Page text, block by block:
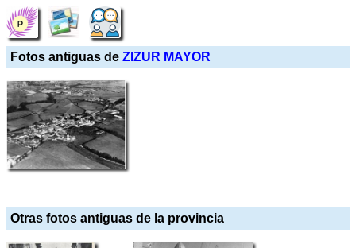
Fotos antiguas de ZIZUR MAYOR
Otras fotos antiguas de la provincia